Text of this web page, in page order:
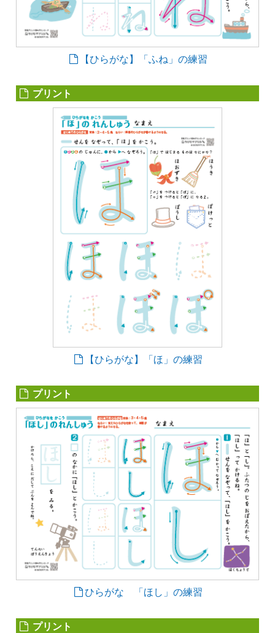
【ひらがな】「ふね」の練習
プリント
【ひらがな】「ほ」の練習
プリント
ひらがな 「ほし」の練習
プリント